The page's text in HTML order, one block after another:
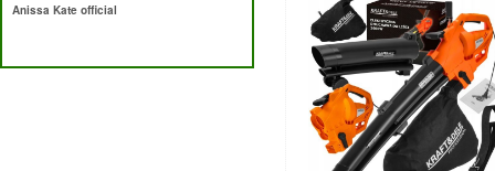
Anissa Kate official